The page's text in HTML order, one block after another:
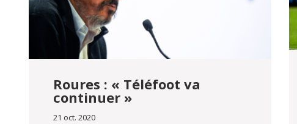
Roures : « Téléfoot va
continuer »
21 oct. 2020